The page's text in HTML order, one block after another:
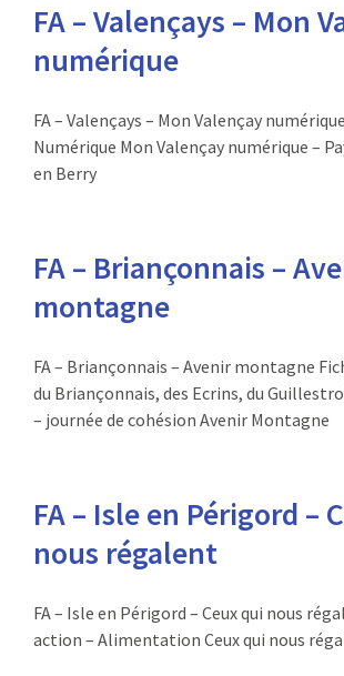
FA – Valençays – Mon
numérique
FA – Valençays – Mon Valençay
Numérique Mon Valençay numérique –
en Berry
FA – Briançonnais –
montagne
FA – Briançonnais – Avenir montagne
du Briançonnais, des Ecrins, du
– journée de cohésion Avenir Montagne
FA – Isle en Périgord –
nous régalent
FA – Isle en Périgord – Ceux qui nous
action – Alimentation Ceux qui nous